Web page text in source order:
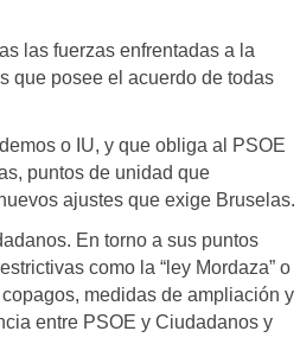
las fuerzas enfrentadas a la
que posee el acuerdo de todas
o IU, y que obliga al PSOE
puntos de unidad que
ajustes que exige Bruselas.
En torno a sus puntos
como la “ley Mordaza” o
medidas de ampliación y
entre PSOE y Ciudadanos y